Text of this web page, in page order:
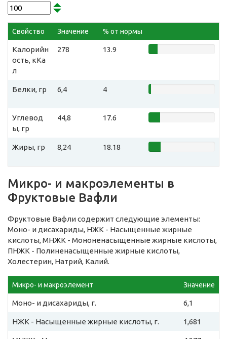
Свойство Значение % от нормы
Калорийн
ость, кКа
л
278 13.9
Белки, гр 6,4 4
Углевод
ы, гр
44,8 17.6
Жиры, гр 8,24 18.18
Микро- и макроэлементы в
Фруктовые Вафли
Фруктовые Вафли содержит следующие элементы:
Моно- и дисахариды, НЖК - Насыщенные жирные
кислоты, МНЖК - Мононенасыщенные жирные кислоты,
ПНЖК - Полиненасыщенные жирные кислоты,
Холестерин, Натрий, Калий.
Микро- и макроэлемент Значение
Моно- и дисахариды, г. 6,1
НЖК - Насыщенные жирные кислоты, г. 1,681